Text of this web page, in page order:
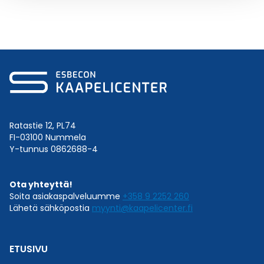
Ratastie 12, PL74
FI-03100 Nummela
Y-tunnus 0862688-4
Ota yhteyttä!
Soita asiakaspalveluumme +358 9 2252 260
Lähetä sähköpostia myynti@kaapelicenter.fi
ETUSIVU